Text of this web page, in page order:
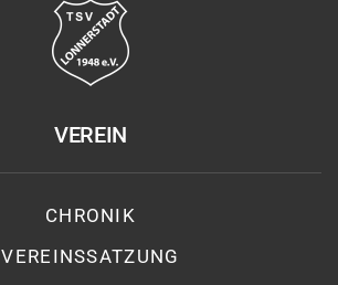
VEREIN
CHRONIK
VEREINSSATZUNG